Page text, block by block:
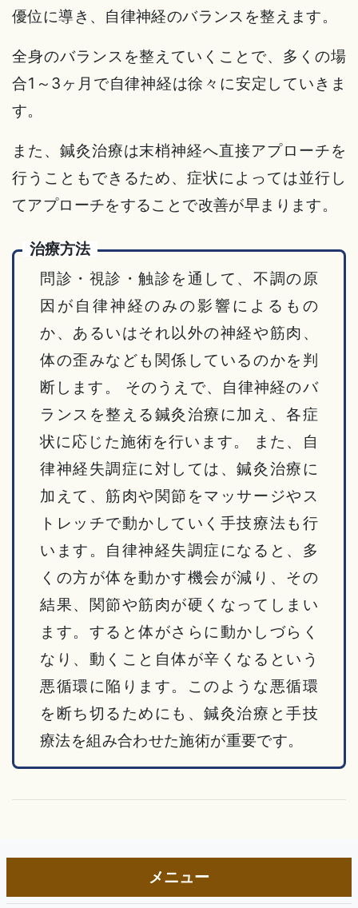
優位に導き、自律神経のバランスを整えます。
全身のバランスを整えていくことで、多くの場
合1～3ヶ月で自律神経は徐々に安定していきま
す。
また、鍼灸治療は末梢神経へ直接アプローチを
行うこともできるため、症状によっては並行し
てアプローチをすることで改善が早まります。
治療方法
問診・視診・触診を通して、不調の原
因が自律神経のみの影響によるもの
か、あるいはそれ以外の神経や筋肉、
体の歪みなども関係しているのかを判
断します。 そのうえで、自律神経のバ
ランスを整える鍼灸治療に加え、各症
状に応じた施術を行います。 また、自
律神経失調症に対しては、鍼灸治療に
加えて、筋肉や関節をマッサージやス
トレッチで動かしていく手技療法も行
います。自律神経失調症になると、多
くの方が体を動かす機会が減り、その
結果、関節や筋肉が硬くなってしまい
ます。すると体がさらに動かしづらく
なり、動くこと自体が辛くなるという
悪循環に陥ります。このような悪循環
を断ち切るためにも、鍼灸治療と手技
療法を組み合わせた施術が重要です。
メニュー